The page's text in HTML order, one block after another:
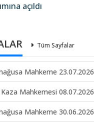
açıldı
Tüm Sayfalar
Mahkeme 23.07.2026
Mahkemesi 08.07.2026
Mahkeme 30.06.2026